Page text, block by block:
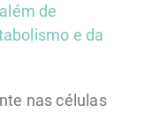
de
e da
nas células